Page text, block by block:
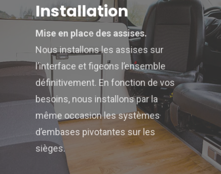
Installation
Mise en place des assises.
Nous installons les assises sur
l’interface et figeons l’ensemble
définitivement. En fonction de vos
besoins, nous installons par la
même occasion les systèmes
d’embases pivotantes sur les
sièges.